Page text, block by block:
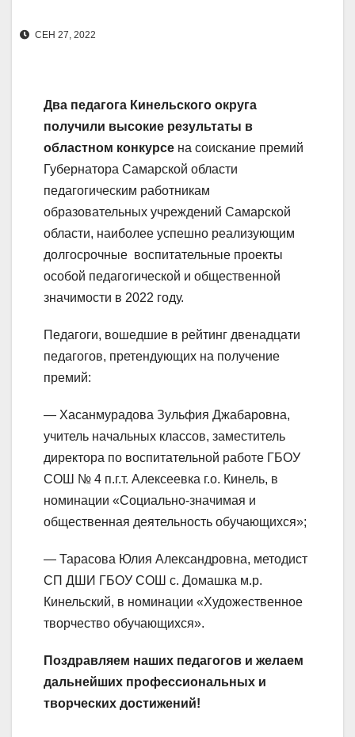
СЕН 27, 2022
Два педагога Кинельского округа
получили высокие результаты в
областном конкурсе на соискание премий
Губернатора Самарской области
педагогическим работникам
образовательных учреждений Самарской
области, наиболее успешно реализующим
долгосрочные воспитательные проекты
особой педагогической и общественной
значимости в 2022 году.
Педагоги, вошедшие в рейтинг двенадцати
педагогов, претендующих на получение
премий:
— Хасанмурадова Зульфия Джабаровна,
учитель начальных классов, заместитель
директора по воспитательной работе ГБОУ
СОШ № 4 п.г.т. Алексеевка г.о. Кинель, в
номинации «Социально-значимая и
общественная деятельность обучающихся»;
— Тарасова Юлия Александровна, методист
СП ДШИ ГБОУ СОШ с. Домашка м.р.
Кинельский, в номинации «Художественное
творчество обучающихся».
Поздравляем наших педагогов и желаем
дальнейших профессиональных и
творческих достижений!